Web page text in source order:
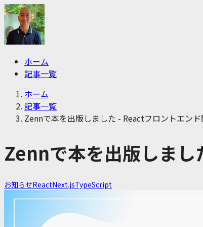
ホーム
記事一覧
ホーム
記事一覧
Zennで本を出版しました - Reactフロントエン
Zennで本を出版しま
お知らせReactNext.jsTypeScript